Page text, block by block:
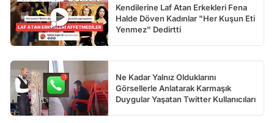
Kendilerine Laf Atan Erkekleri Fena
Halde Döven Kadınlar "Her Kuşun Eti
Yenmez" Dedirtti
Ne Kadar Yalnız Olduklarını
Görsellerle Anlatarak Karmaşık
Duygular Yaşatan Twitter Kullanıcıları